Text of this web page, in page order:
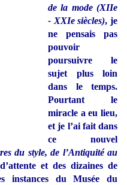
de la mode (XIIe
- XXIe siècles), je
ne pensais pas
pouvoir
poursuivre le
sujet plus loin
dans le temps.
Pourtant le
miracle a eu lieu,
et je l’ai fait dans
ce nouvel
du style, de l’Antiquité au
et des dizaines de
instances du Musée du